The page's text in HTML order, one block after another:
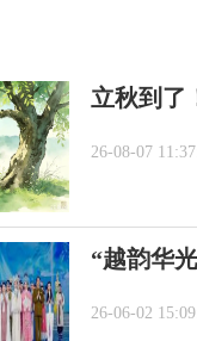
立秋到了
26-08-07
“越韵华
26-06-02